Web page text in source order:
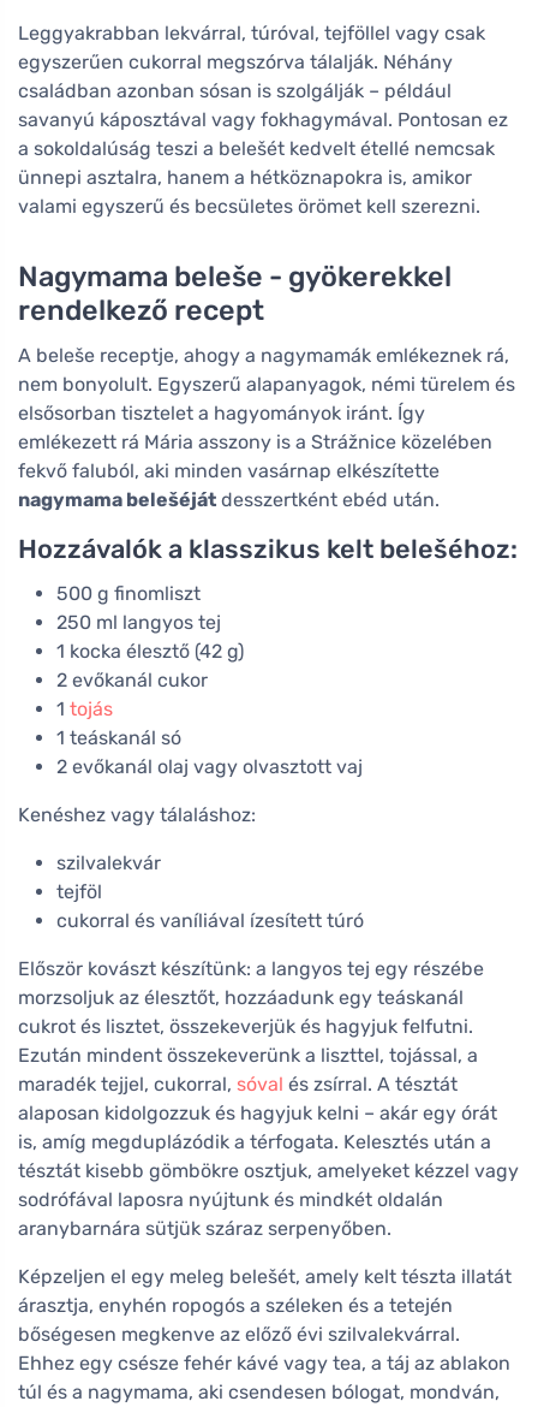
Leggyakrabban lekvárral, túróval, tejföllel vagy csak
egyszerűen cukorral megszórva tálalják. Néhány
családban azonban sósan is szolgálják – például
savanyú káposztával vagy fokhagymával. Pontosan ez
a sokoldalúság teszi a belešét kedvelt étellé nemcsak
ünnepi asztalra, hanem a hétköznapokra is, amikor
valami egyszerű és becsületes örömet kell szerezni.
Nagymama beleše - gyökerekkel
rendelkező recept
A beleše receptje, ahogy a nagymamák emlékeznek rá,
nem bonyolult. Egyszerű alapanyagok, némi türelem és
elsősorban tisztelet a hagyományok iránt. Így
emlékezett rá Mária asszony is a Strážnice közelében
fekvő faluból, aki minden vasárnap elkészítette
nagymama belešéját desszertként ebéd után.
Hozzávalók a klasszikus kelt belešéhoz:
500 g finomliszt
250 ml langyos tej
1 kocka élesztő (42 g)
2 evőkanál cukor
1 tojás
1 teáskanál só
2 evőkanál olaj vagy olvasztott vaj
Kenéshez vagy tálaláshoz:
szilvalekvár
tejföl
cukorral és vaníliával ízesített túró
Először kovászt készítünk: a langyos tej egy részébe
morzsoljuk az élesztőt, hozzáadunk egy teáskanál
cukrot és lisztet, összekeverjük és hagyjuk felfutni.
Ezután mindent összekeverünk a liszttel, tojással, a
maradék tejjel, cukorral, sóval és zsírral. A tésztát
alaposan kidolgozzuk és hagyjuk kelni – akár egy órát
is, amíg megduplázódik a térfogata. Kelesztés után a
tésztát kisebb gömbökre osztjuk, amelyeket kézzel vagy
sodrófával laposra nyújtunk és mindkét oldalán
aranybarnára sütjük száraz serpenyőben.
Képzeljen el egy meleg belešét, amely kelt tészta illatát
árasztja, enyhén ropogós a széleken és a tetején
bőségesen megkenve az előző évi szilvalekvárral.
Ehhez egy csésze fehér kávé vagy tea, a táj az ablakon
túl és a nagymama, aki csendesen bólogat, mondván,